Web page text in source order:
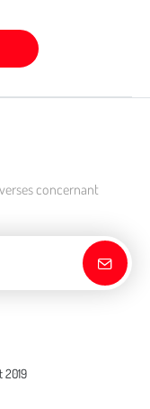
concernant
2019